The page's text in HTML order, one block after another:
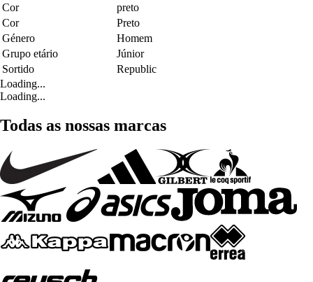
Cor
preto
Cor
Preto
Género
Homem
Grupo etário
Júnior
Sortido
Republic
Loading...
Loading...
Todas as nossas marcas